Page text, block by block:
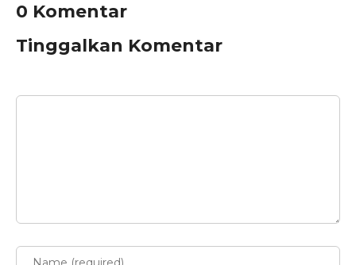
0 Komentar
Tinggalkan Komentar